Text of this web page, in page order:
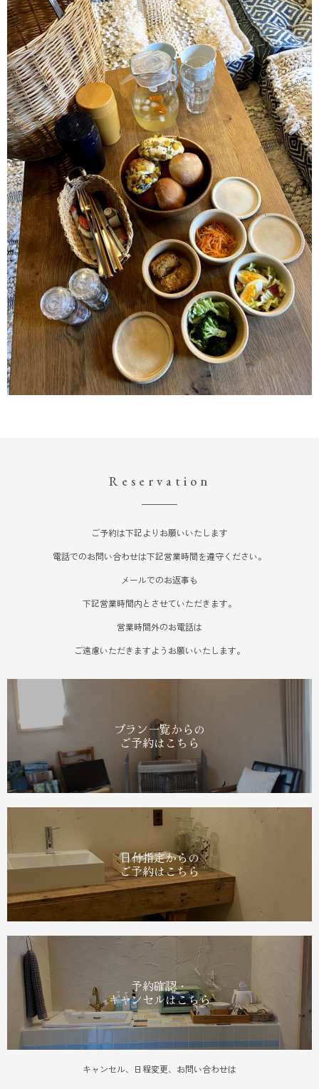
Reservation
ご予約は下記よりお願いいたします
電話でのお問い合わせは下記営業時間を遵守ください。
メールでのお返事も
下記営業時間内とさせていただきます。
営業時間外のお電話は
ご遠慮いただきますようお願いいたします。
プラン一覧からの
ご予約はこちら
日付指定からの
ご予約はこちら
予約確認・
キャンセルはこちら
キャンセル、日程変更、お問い合わせは